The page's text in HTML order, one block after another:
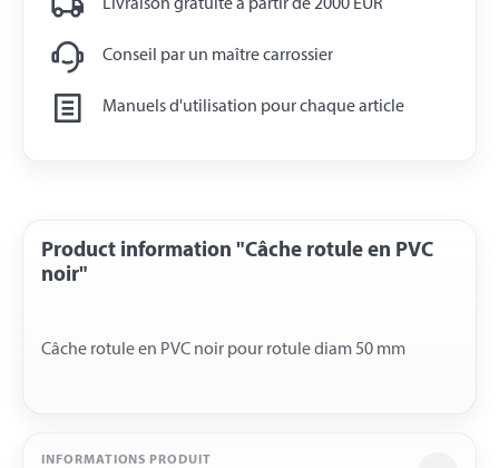
Livraison gratuite à partir de 2000 EUR
Conseil par un maître carrossier
Manuels d'utilisation pour chaque article
Product information "Câche rotule en PVC
noir"
INFORMATIONS PRODUIT